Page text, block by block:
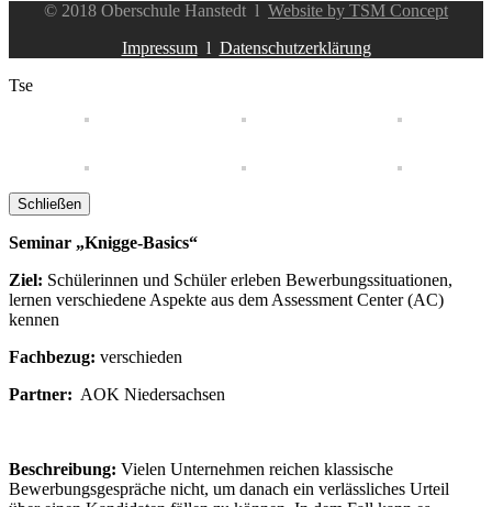
© 2018 Oberschule Hanstedt l Website by TSM Concept
Impressuml Datenschutzerklärung
Tse
Schließen
Seminar „Knigge-Basics“
Ziel: Schülerinnen und Schüler erleben Bewerbungssituationen,
lernen verschiedene Aspekte aus dem Assessment Center (AC)
kennen
Fachbezug: verschieden
Partner: AOK Niedersachsen
Beschreibung: Vielen Unternehmen reichen klassische
Bewerbungsgespräche nicht, um danach ein verlässliches Urteil